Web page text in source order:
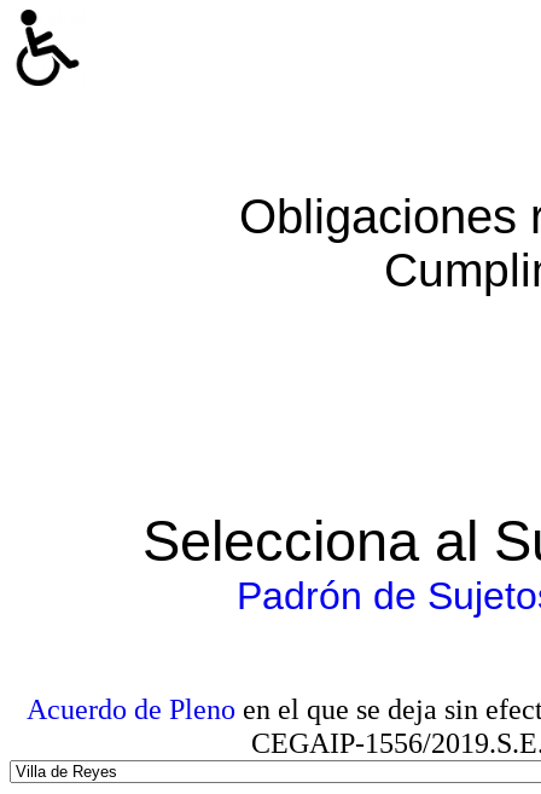
Obligaciones
Selecciona al
Padrón de
Acuerdo de Pleno en el que se deja sin
CEGAIP-1556/